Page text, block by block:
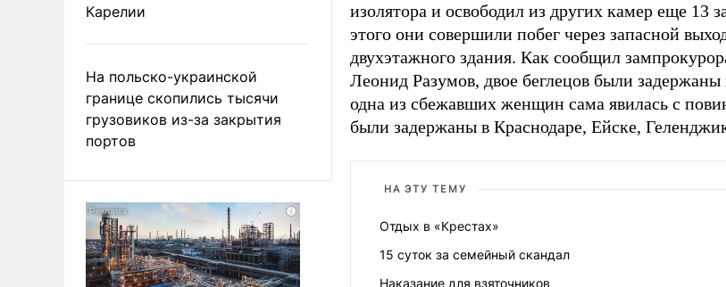
Карелии
На польско-украинской
границе скопились тысячи
грузовиков из-за закрытия
портов
изолятора и освободил из других камер еще 13
этого они совершили побег через запасной
двухэтажного здания. Как сообщил
Леонид Разумов, двое беглецов были
одна из сбежавших женщин сама явилась с
были задержаны в Краснодаре, Ейске,
НА ЭТУ ТЕМУ
Отдых в «Крестах»
15 суток за семейный скандал
Наказание для взяточников